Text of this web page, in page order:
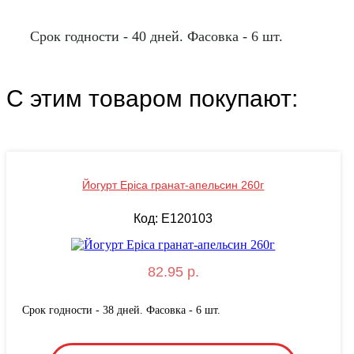
Срок годности - 40 дней. Фасовка - 6 шт.
С этим товаром покупают:
Йогурт Epica гранат-апельсин 260г
Код: E120103
82.95 р.
Срок годности - 38 дней. Фасовка - 6 шт.